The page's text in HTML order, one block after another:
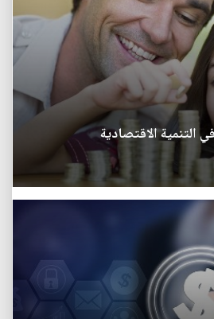
التنمية الاقتصادية